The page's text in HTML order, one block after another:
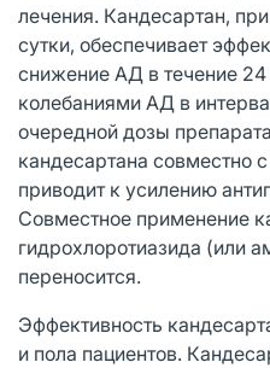
лечения. Кандесартан,
сутки, обеспечивает
снижение АД в течение
колебаниями АД в
очередной дозы
кандесартана совместно
приводит к усилению
Совместное применение
гидрохлоротиазида (или
переносится.
Эффективность
и пола пациентов.